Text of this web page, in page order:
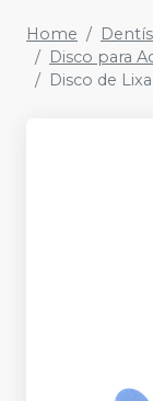
Home
Disco para
Disco de